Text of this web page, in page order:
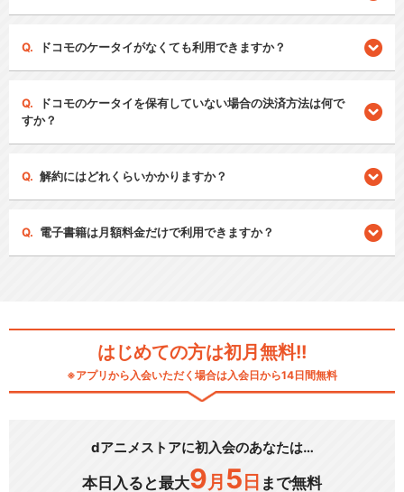
ドコモのケータイがなくても利用できますか？
ドコモのケータイを保有していない場合の決済方法は何で
すか？
解約にはどれくらいかかりますか？
電子書籍は月額料金だけで利用できますか？
はじめての方は初月無料!!
※アプリから入会いただく場合は入会日から14日間無料
dアニメストアに初入会のあなたは…
本日入ると最大9 月 5 日 まで無料